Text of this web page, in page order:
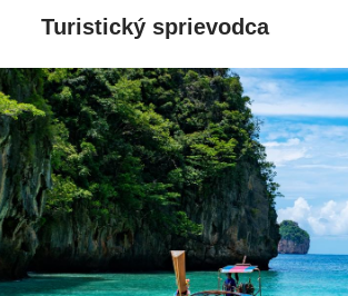
Opatrovateľka: za príplatok, detská
DETI
detské menu
Detský /mini klub: od 4 rokov do 12
od 09:00 do 18:00
detská herňa
Turistický sprievodca